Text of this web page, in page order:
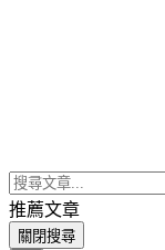
推薦文章
關閉搜尋